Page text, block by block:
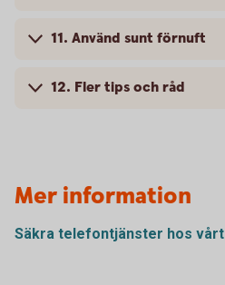
11. Använd sunt förnuft
12. Fler tips och råd
Mer information
Säkra telefontjänster hos vårt